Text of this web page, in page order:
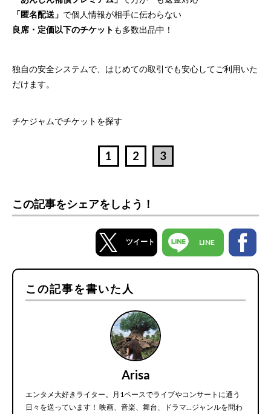
「匿名配送」 で個人情報が相手に伝わらない
良席・定価以下のチケット も多数出品中！
独自の安全システムで、はじめての取引でも安心してご利用いた
だけます。
チケジャムでチケットを探す
1 2 3
この記事をシェアをしよう！
ツイート LINE
この記事を書いた人
Arisa
エンタメ大好きライター。月1ペースでライブやコンサートに通う
日々を送っています！ 映画、音楽、舞台、ドラマ…ジャンルを問わ